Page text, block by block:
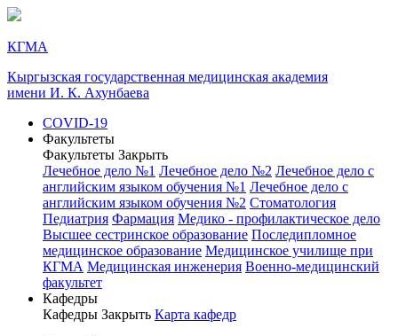
КГМА
Кыргызская государственная медицинская академия
имени И. К. Ахунбаева
COVID-19
Факультеты
Факультеты Закрыть
Лечебное дело №1 Лечебное дело №2 Лечебное дело с
английским языком обучения №1 Лечебное дело с
английским языком обучения №2 Стоматология
Педиатрия Фармация Медико - профилактическое дело
Высшее сестринское образование Последипломное
медицинское образование Медицинское училище при
КГМА Медицинская инженерия Военно-медицинский
факультет
Кафедры
Кафедры Закрыть Карта кафедр